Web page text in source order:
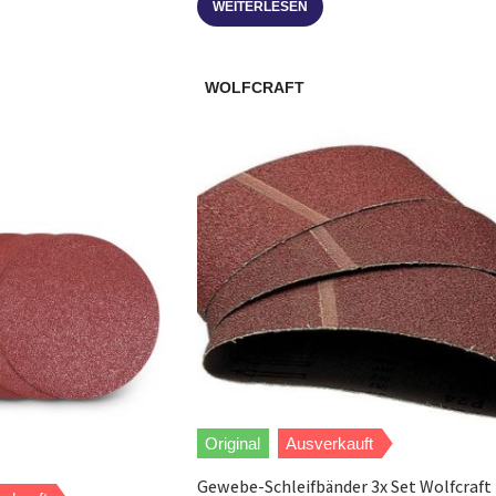
WEITERLESEN
WOLFCRAFT
Original Ausverkauft
Gewebe-Schleifbänder 3x Set Wolfcraft